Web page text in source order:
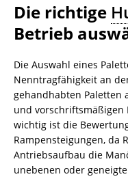
Die richtige
Betrieb
Die Auswahl eines
Nenntragfähigkeit an
gehandhabten Paletten
und vorschriftsmäßigen
wichtig ist die
Rampensteigungen, da
Antriebsaufbau die
unebenen oder